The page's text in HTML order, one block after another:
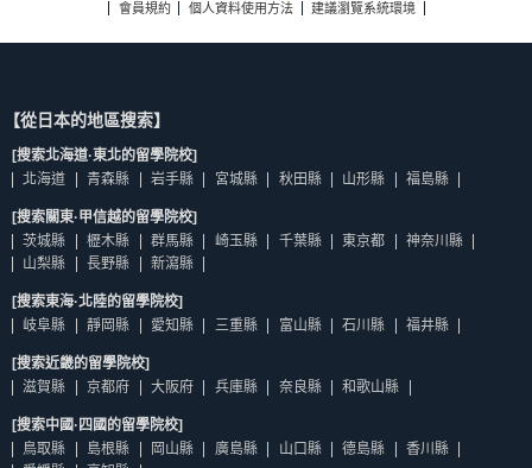
會員規約
個人資料使用方法 建議瀏覽系統環境
【從日本的地區搜索】
[搜索北海道·東北的留學院校]
北海道
青森縣 岩手縣 宮城縣 秋田縣 山形縣 福島縣
[搜索關東·甲信越的留學院校]
茨城縣
櫪木縣 群馬縣 崎玉縣 千葉縣 東京都
神奈川縣
山梨縣
長野縣 新瀉縣
[搜索東海·北陸的留學院校]
岐阜縣
靜岡縣 愛知縣 三重縣 富山縣 石川縣 福井縣
[搜索近畿的留學院校]
滋賀縣
京都府 大阪府 兵庫縣 奈良縣 和歌山縣
[搜索中國·四國的留學院校]
鳥取縣
島根縣 岡山縣 廣島縣 山口縣 德島縣
香川縣